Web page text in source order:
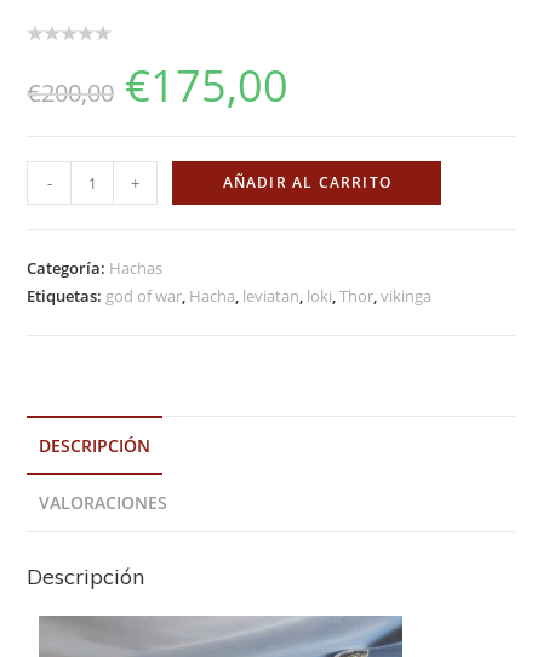
€200,00 €175,00
Leviatán
of
War
- + AÑADIR AL CARRITO
Categoría: Hachas
Etiquetas: god of war, Hacha, leviatan, loki,Thor,vikinga
DESCRIPCIÓN
VALORACIONES
Descripción